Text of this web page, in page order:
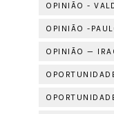
OPINIÃO -
OPINIÃO -
OPINIÃO —